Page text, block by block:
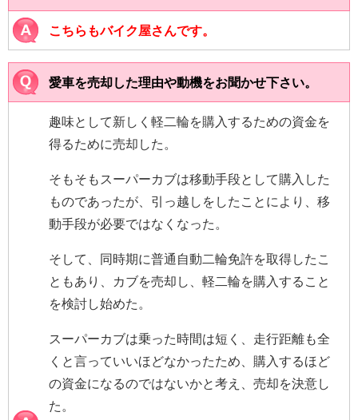
こちらもバイク屋さんです。
愛車を売却した理由や動機をお聞かせ下さい。
趣味として新しく軽二輪を購入するための資金を
得るために売却した。
そもそもスーパーカブは移動手段として購入した
ものであったが、引っ越しをしたことにより、移
動手段が必要ではなくなった。
そして、同時期に普通自動二輪免許を取得したこ
ともあり、カブを売却し、軽二輪を購入すること
を検討し始めた。
スーパーカブは乗った時間は短く、走行距離も全
くと言っていいほどなかったため、購入するほど
の資金になるのではないかと考え、売却を決意し
た。